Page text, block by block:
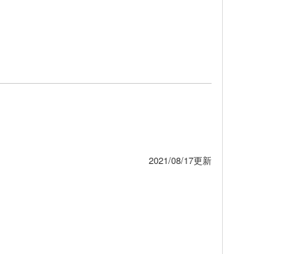
2021/08/17更新